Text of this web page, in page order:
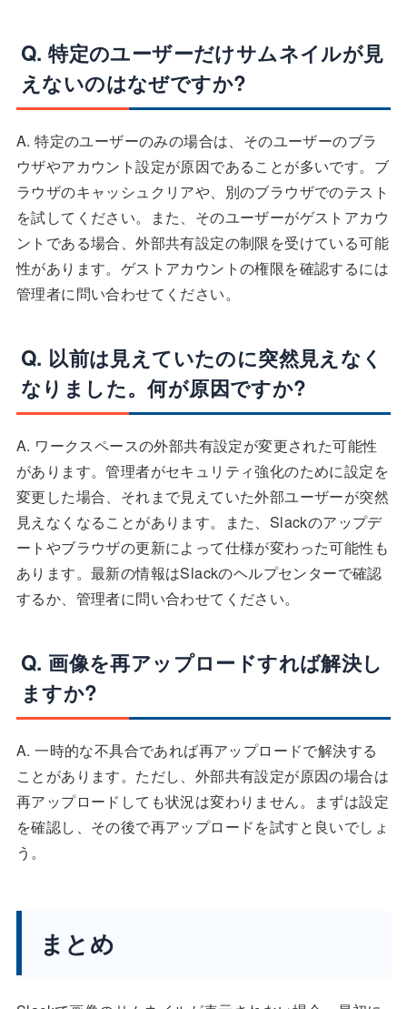
Q. 特定のユーザーだけサムネイルが見
えないのはなぜですか?
A. 特定のユーザーのみの場合は、そのユーザーのブラ
ウザやアカウント設定が原因であることが多いです。ブ
ラウザのキャッシュクリアや、別のブラウザでのテスト
を試してください。また、そのユーザーがゲストアカウ
ントである場合、外部共有設定の制限を受けている可能
性があります。ゲストアカウントの権限を確認するには
管理者に問い合わせてください。
Q. 以前は見えていたのに突然見えなく
なりました。何が原因ですか?
A. ワークスペースの外部共有設定が変更された可能性
があります。管理者がセキュリティ強化のために設定を
変更した場合、それまで見えていた外部ユーザーが突然
見えなくなることがあります。また、Slackのアップデ
ートやブラウザの更新によって仕様が変わった可能性も
あります。最新の情報はSlackのヘルプセンターで確認
するか、管理者に問い合わせてください。
Q. 画像を再アップロードすれば解決し
ますか?
A. 一時的な不具合であれば再アップロードで解決する
ことがあります。ただし、外部共有設定が原因の場合は
再アップロードしても状況は変わりません。まずは設定
を確認し、その後で再アップロードを試すと良いでしょ
う。
まとめ